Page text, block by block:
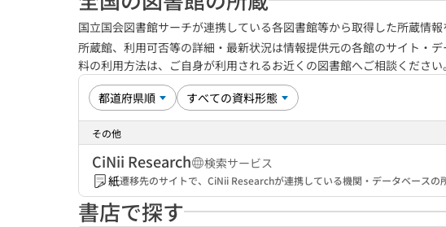
国立国会図書館サーチが連携している各図書館等から取得した所蔵情報
所蔵館、利用可否等の詳細・最新状況は情報提供元の各館のサイト・
料の利用方法は、ご自身が利用されるお近くの図書館へご相談ください
その他
CiNii Research
検索サービス
紙遷移先のサイトで、CiNii Researchが連携している機関・データベースの
書店で探す